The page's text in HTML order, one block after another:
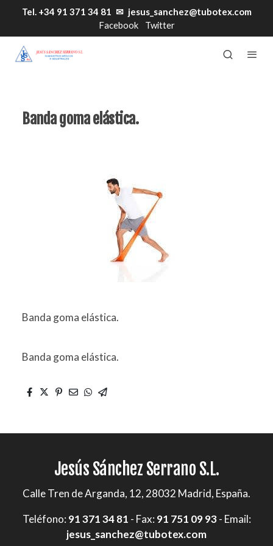
Tel. +34 91 371 34 81 ✉ jesus_sanchez@tubotex.com
Facebook
Twitter
Banda goma elástica.
Banda goma elástica.
Banda goma elástica.
Jesús Sánchez Serrano S.L.
Calle Tren de Arganda, 12, 28032 Madrid, España.
Teléfono: 91 371 34 81 - Fax: 91 751 09 93- Email:
jesus_sanchez@tubotex.com